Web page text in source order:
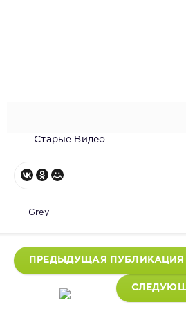
Старые Видео
Grey
ПРЕДЫДУЩАЯ ПУБЛИКАЦИЯ